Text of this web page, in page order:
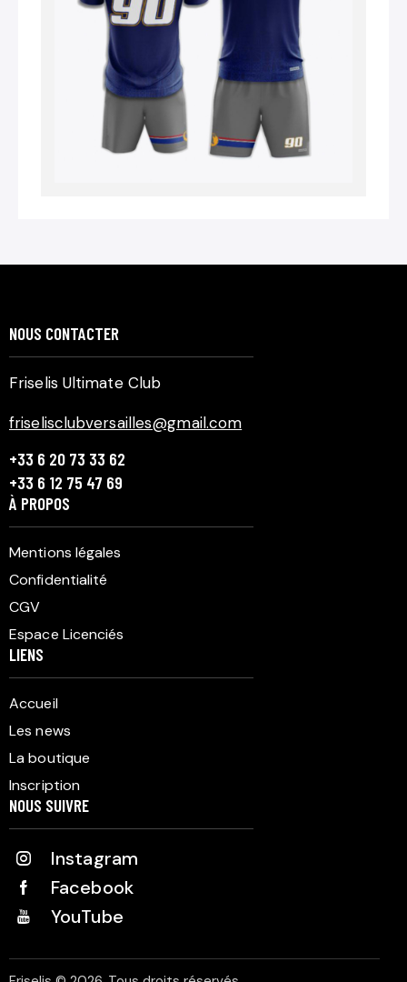
NOUS CONTACTER
Friselis Ultimate Club
friselisclubversailles@gmail.com
+33 6 20 73 33 62
+33 6 12 75 47 69
À PROPOS
Mentions légales
Confidentialité
CGV
Espace Licenciés
LIENS
Accueil
Les news
La boutique
Inscription
NOUS SUIVRE
Instagram
Facebook
YouTube